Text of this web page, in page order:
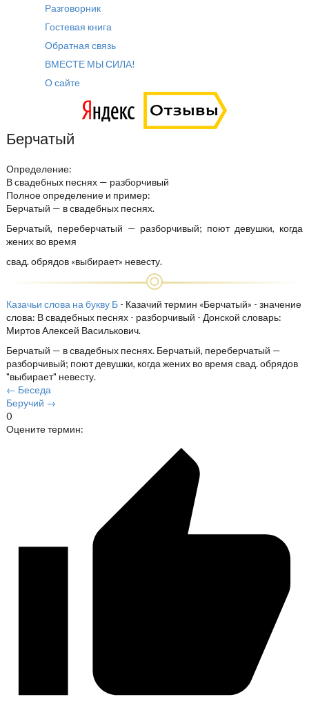
Разговорник
Гостевая книга
Обратная связь
ВМЕСТЕ МЫ СИЛА!
О сайте
Берчатый
Определение:
В свадебных песнях — разборчивый
Полное определение и пример:
Берчатый — в свадебных песнях.
Берчатый, переберчатый — разборчивый; поют девушки, когда
жених во время
свад. обрядов «выбирает» невесту.
Казачьи слова на букву Б- Казачий термин «Берчатый» - значение
слова: В свадебных песнях - разборчивый - Донской словарь:
Миртов Алексей Василькович.
Берчатый — в свадебных песнях. Берчатый, переберчатый —
разборчивый; поют девушки, когда жених во время свад. обрядов
"выбирает" невесту.
← Беседа
Беручий →
0
Оцените термин: